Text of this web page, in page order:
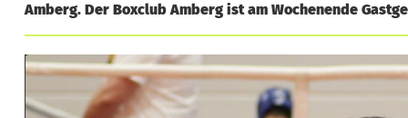
Amberg. Der Boxclub Amberg ist am Wochenende
D
e